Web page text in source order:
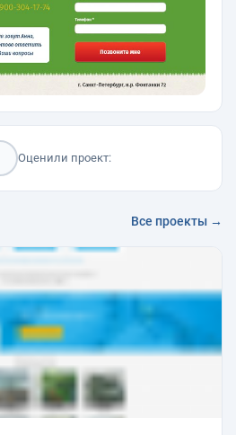
Оценили проект:
Все проекты →